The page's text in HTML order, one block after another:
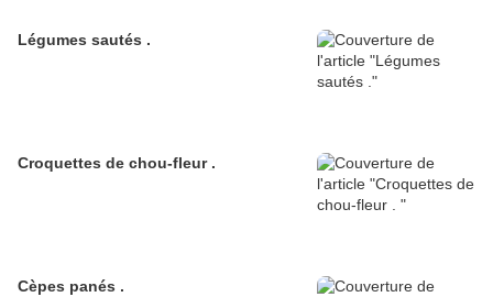
Légumes sautés .
Croquettes de chou-fleur .
Cèpes panés .